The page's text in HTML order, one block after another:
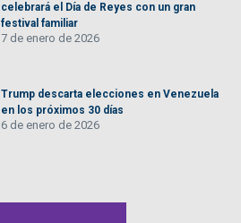
celebrará el Día de Reyes con un gran
festival familiar
7 de enero de 2026
Trump descarta elecciones en Venezuela
en los próximos 30 días
6 de enero de 2026